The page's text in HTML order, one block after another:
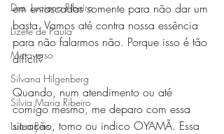
Dra. Luciana Ribeiro
Lizete de Paula
Metaverso
Silvana Hilgenberg
Silvia Maria Ribeiro
Luiza Reis
em enrascadas somente para não dar um
basta. Vamos até contra nossa essência
para não falarmos não. Porque isso é tão
difícil?
Quando, num atendimento ou até
comigo mesmo, me deparo com essa
situação, tomo ou indico OYAMÃ. Essa